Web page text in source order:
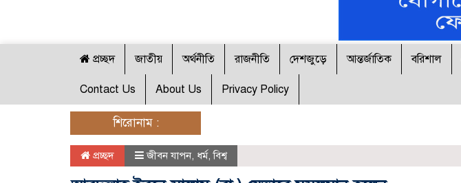
প্রচ্ছদ জাতীয় অর্থনীতি রাজনীতি দেশজুড়ে আন্তর্জাতিক বরিশাল
Contact Us About Us Privacy Policy
শিরোনাম :
প্রচ্ছদ জীবন যাপন, ধর্ম,বিশ্ব